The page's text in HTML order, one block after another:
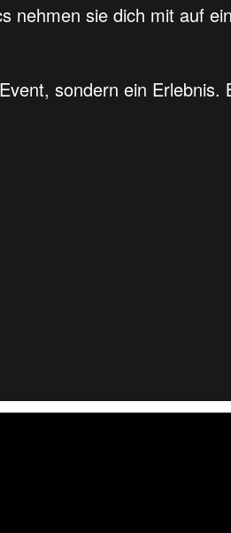
nehmen sie dich mit auf
sondern ein Erlebnis.